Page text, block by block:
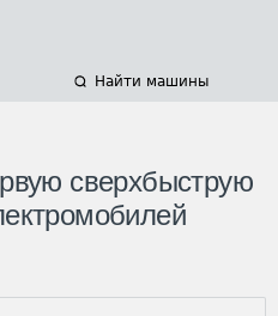
Найти машины
сверхбыструю